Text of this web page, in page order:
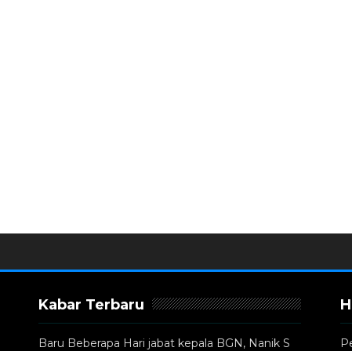
Kabar Terbaru
Baru Beberapa Hari jabat kepala BGN, Nanik S